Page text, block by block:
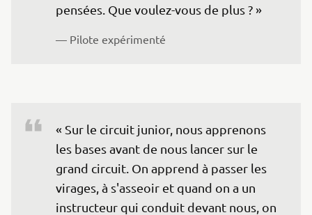
pensées. Que voulez-vous de plus ? »
— Pilote expérimenté
« Sur le circuit junior, nous apprenons
les bases avant de nous lancer sur le
grand circuit. On apprend à passer les
virages, à s'asseoir et quand on a un
instructeur qui conduit devant nous, on